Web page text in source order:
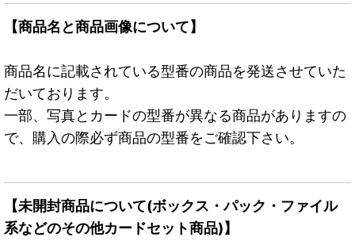
【商品名と商品画像について】
商品名に記載されている型番の商品を発送させていた
だいております。
一部、写真とカードの型番が異なる商品がありますの
で、購入の際必ず商品の型番をご確認下さい。
【未開封商品について(ボックス・パック・ファイル
系などのその他カードセット商品)】